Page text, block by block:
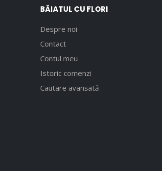
BĂIATUL CU FLORI
Despre noi
Contact
Contul meu
Istoric comenzi
Cautare avansată